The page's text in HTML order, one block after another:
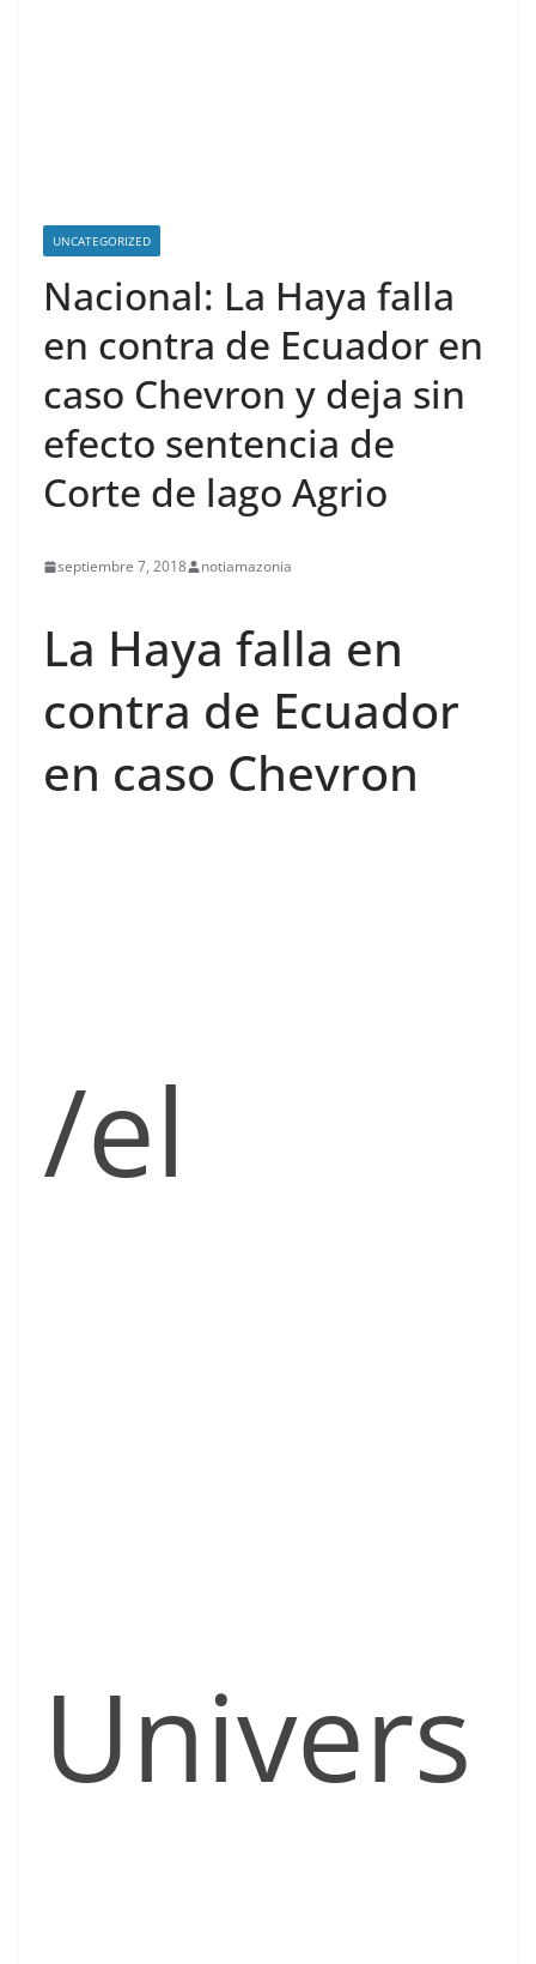
UNCATEGORIZED
Nacional: La Haya falla
en contra de Ecuador en
caso Chevron y deja sin
efecto sentencia de
Corte de lago Agrio
septiembre 7, 2018 notiamazonia
La Haya falla en
contra de Ecuador
en caso Chevron
/el
Univers